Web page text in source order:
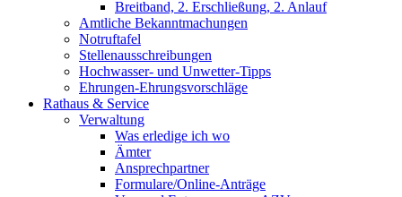
Breitband, 2. Erschließung, 2. Anlauf
Amtliche Bekanntmachungen
Notruftafel
Stellenausschreibungen
Hochwasser- und Unwetter-Tipps
Ehrungen-Ehrungsvorschläge
Rathaus & Service
Verwaltung
Was erledige ich wo
Ämter
Ansprechpartner
Formulare/Online-Anträge